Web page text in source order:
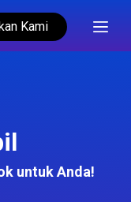
Kami
untuk Anda!